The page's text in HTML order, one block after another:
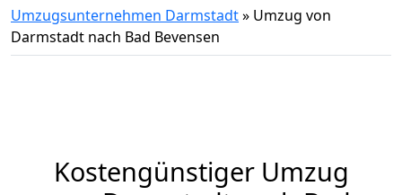
Umzugsunternehmen Darmstadt» Umzug von
Darmstadt nach Bad Bevensen
Kostengünstiger Umzug